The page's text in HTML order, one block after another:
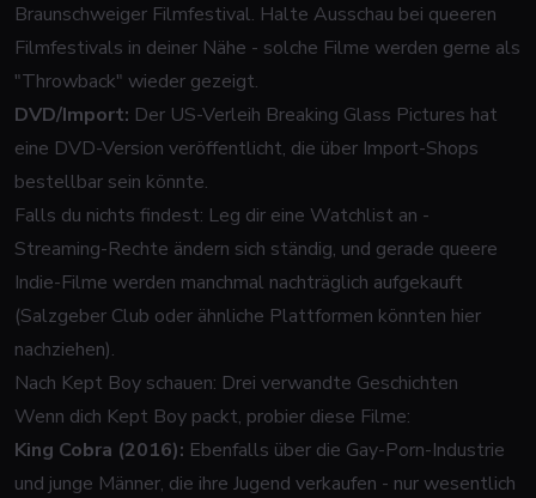
Braunschweiger Filmfestival. Halte Ausschau bei queeren
Filmfestivals in deiner Nähe - solche Filme werden gerne als
"Throwback" wieder gezeigt.
DVD/Import: Der US-Verleih Breaking Glass Pictures hat
eine DVD-Version veröffentlicht, die über Import-Shops
bestellbar sein könnte.
Falls du nichts findest: Leg dir eine Watchlist an -
Streaming-Rechte ändern sich ständig, und gerade queere
Indie-Filme werden manchmal nachträglich aufgekauft
(Salzgeber Club oder ähnliche Plattformen könnten hier
nachziehen).
Nach Kept Boy schauen: Drei verwandte Geschichten
Wenn dich Kept Boy packt, probier diese Filme:
King Cobra (2016): Ebenfalls über die Gay-Porn-Industrie
und junge Männer, die ihre Jugend verkaufen - nur wesentlich